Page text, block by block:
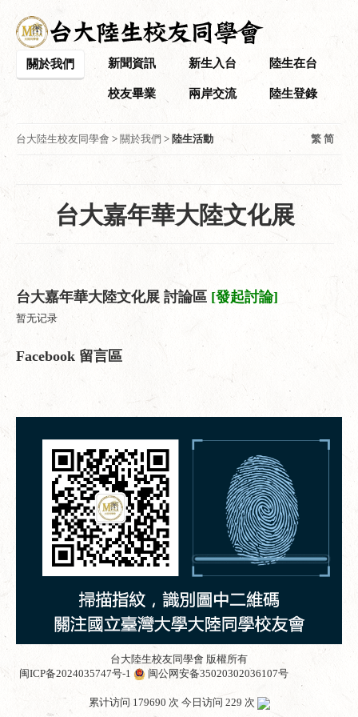
關於我們 新聞資訊 新生入台 陸生在台
校友畢業 兩岸交流 陸生登錄
台大陸生校友同學會 > 關於我們 > 陸生活動 繁 简
台大嘉年華大陸文化展
台大嘉年華大陸文化展 討論區 [發起討論]
暂无记录
Facebook 留言區
台大陸生校友同學會 版權所有
闽ICP备2024035747号-1
闽公网安备35020302036107号
累计访问 179690 次 今日访问 229 次